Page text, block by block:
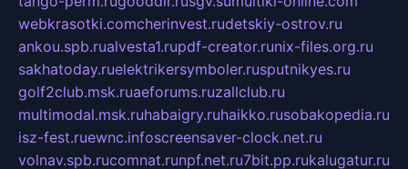
webkrasotki.comcherinvest.rudetskiy-ostrov.ru
ankou.spb.rualvesta1.rupdf-creator.runix-files.org.ru
sakhatoday.ruelektrikersymboler.rusputnikyes.ru
golf2club.msk.ruaeforums.ruzallclub.ru
multimodal.msk.ruhabaigry.ruhaikko.rusobakopedia.ru
isz-fest.ruewnc.infoscreensaver-clock.net.ru
volnav.spb.rucomnat.runpf.net.ru7bit.pp.rukalugatur.ru